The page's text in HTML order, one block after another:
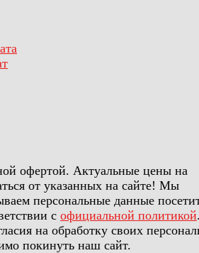
офертой. Актуальные цены на
от указанных на сайте! Мы
персональные данные
с официальной политикой
на обработку своих
покинуть наш сайт.